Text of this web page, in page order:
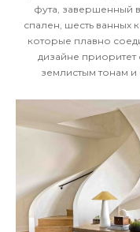
фута, завершенный
спален, шесть ванных
которые плавно
дизайне приоритет
землистым тонам